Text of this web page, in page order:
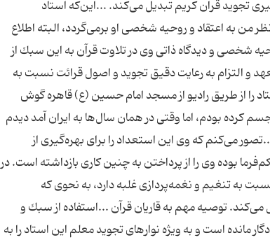
تجوید قرآن كریم تبدیل می‌كند. ...این‌كه استاد
من به اعتقاد و روحیه شخصی او برمی‌گردد، البته اطلاع
شخصی و دیدگاه ذاتی وی در تلاوت قرآن به این سبك از
و التزام به رعایت دقیق تجوید و اصول قرائت نسبت به
را از طریق رادیو از مسجد امام حسین (ع) قاهره گوش
به صدای وی در ذهن خود او را جوانی 30 یا 31 ساله مجسم كرده بودم، اما وقتی در همان سال‌ها به ایران آمد دیدم
...تصور می‌كنم كه وی این استعداد را برای بهره‌گیری از
بوده وی را از پرداختن به چنین كاری بازداشته است. در
به تنغیم و نغمه‌پردازی غلبه دارد، به نحوی كه
می‌كند. توصیه مهم به قاریان قرآن ...استفاده از سبك و
مانده است و به ویژه نوارهای تجوید معلم این استاد را به